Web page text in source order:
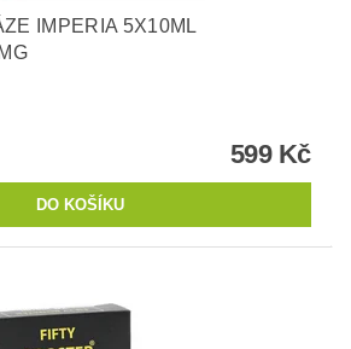
IMPERIA 5X10ML
599 Kč